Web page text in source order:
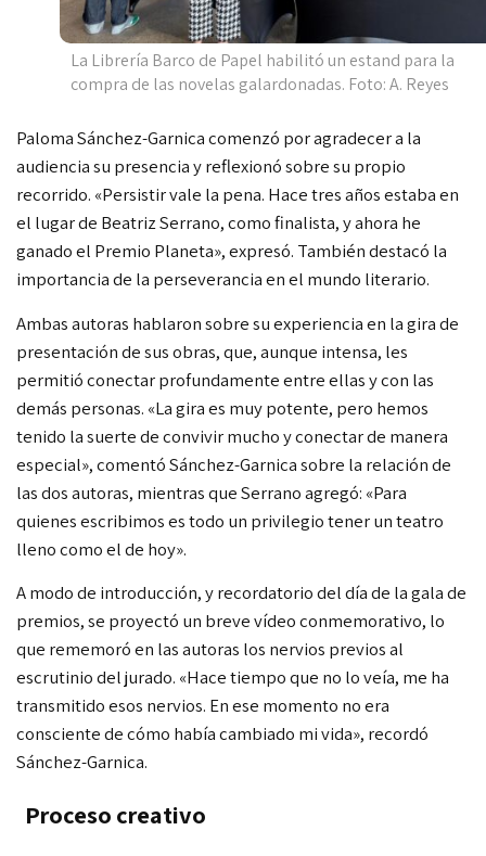
La Librería Barco de Papel habilitó un estand para la
compra de las novelas galardonadas. Foto: A. Reyes
Paloma Sánchez-Garnica comenzó por agradecera la
audiencia su presencia y reflexionó sobre su propio
recorrido. «Persistir vale la pena. Hace tres años estaba en
el lugarde Beatriz Serrano, como finalista, y ahora he
ganado el Premio Planeta», expresó. También destacó la
importancia de la perseverancia en el mundo literario.
Ambas autoras hablaron sobre su experiencia en la gira de
presentación de sus obras, que, aunque intensa, les
permitió conectar profundamente entre ellas y con las
demás personas. «La gira es muy potente, pero hemos
tenido la suerte de convivir mucho y conectar de manera
especial», comentó Sánchez-Garnica sobre la relación de
las dos autoras, mientras que Serrano agregó: «Para
quienes escribimoses todo un privilegio tener un teatro
lleno como el de hoy».
A modo de introducción, y recordatorio del día de la gala de
premios,se proyectó un breve vídeo conmemorativo, lo
que rememoró en las autoras los nervios previos al
escrutinio del jurado. «Hace tiempo que no lo veía, me ha
transmitido esos nervios. En ese momento no era
consciente de cómo había cambiado mi vida», recordó
Sánchez-Garnica.
Proceso creativo